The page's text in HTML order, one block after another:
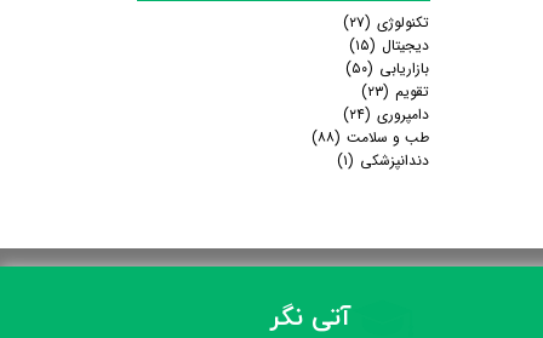
تکنولوژی (۲۷)
دیجیتال (۱۵)
بازاریابی (۵۰)
تقویم (۲۳)
دامپروری (۲۴)
طب و سلامت (۸۸)
دندانپزشکی (۱)
آتی نگر